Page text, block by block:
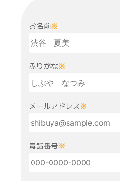
お名前※
ふりがな※
メールアドレス※
電話番号※